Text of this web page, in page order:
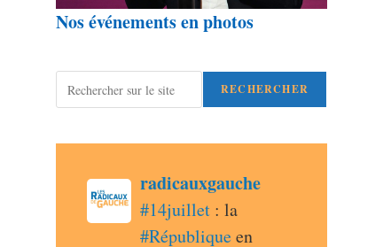
Nos événements en photos
RECHERCHER
radicauxgauche avatar
radicauxgauchepost
#14juillet
#République en